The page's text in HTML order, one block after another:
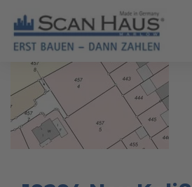
HÄUSER
MUSTERHÄUSER